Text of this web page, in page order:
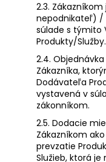
2.3.
nepodnikateľ) /
súlade s týmito
Produkty/Služby.
2.4.
Zákazníka,
Dodávateľa
vystavená v
zákonníkom.
2.5. Dodacie
Zákazníkom
prevzatie
Služieb, ktorá je